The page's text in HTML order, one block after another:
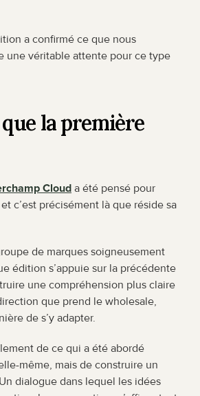
a confirmé ce que nous
une véritable attente pour ce type
que la première
Cloud a été pensé pour
c’est précisément là que réside sa
de marques soigneusement
édition s’appuie sur la précédente
une compréhension plus claire
que prend le wholesale,
de s’y adapter.
de ce qui a été abordé
même, mais de construire un
dialogue dans lequel les idées